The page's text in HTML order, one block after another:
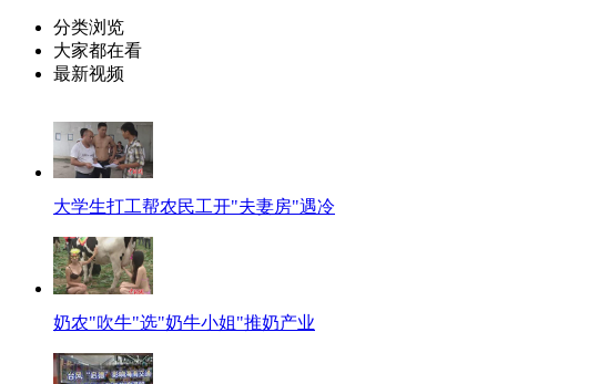
分类浏览
大家都在看
最新视频
大学生打工帮农民工开"夫妻房"遇冷
奶农"吹牛"选"奶牛小姐"推奶产业